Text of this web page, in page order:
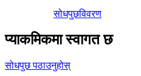
सोधपुछविवरण
प्याकमिकमा स्वागत छ
सोधपुछ पठाउनुहोस्